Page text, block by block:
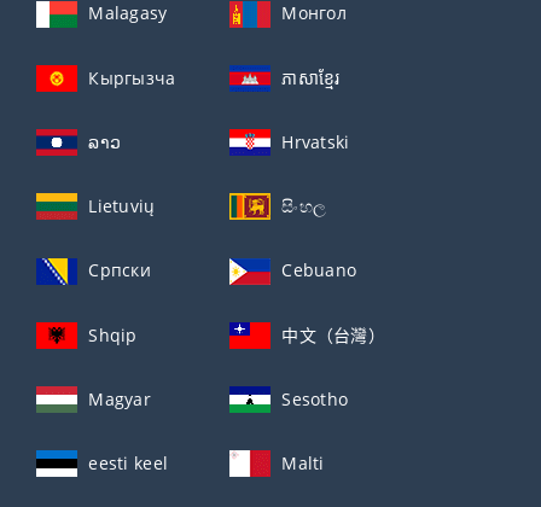
Malagasy Монгол
Кыргызча ភាសាខ្មែរ
ລາວ Hrvatski
Lietuvių සිංහල
Српски Cebuano
Shqip 中文（台灣）
Magyar Sesotho
eesti keel Malti